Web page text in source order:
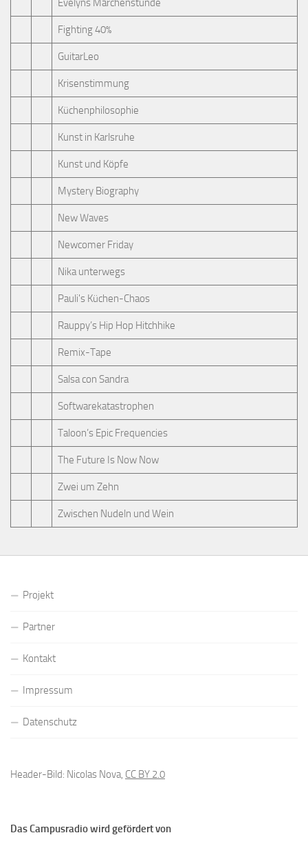
Evelyns Märchenstunde
Fighting 40%
GuitarLeo
Krisenstimmung
Küchenphilosophie
Kunst in Karlsruhe
Kunst und Köpfe
Mystery Biography
New Waves
Newcomer Friday
Nika unterwegs
Pauli's Küchen-Chaos
Rauppy’s Hip Hop Hitchhike
Remix-Tape
Salsa con Sandra
Softwarekatastrophen
Taloon’s Epic Frequencies
The Future Is Now Now
Zwei um Zehn
Zwischen Nudeln und Wein
Projekt
Partner
Kontakt
Impressum
Datenschutz
Header-Bild: Nicolas Nova, CC BY 2.0
Das Campusradio wird gefördert von